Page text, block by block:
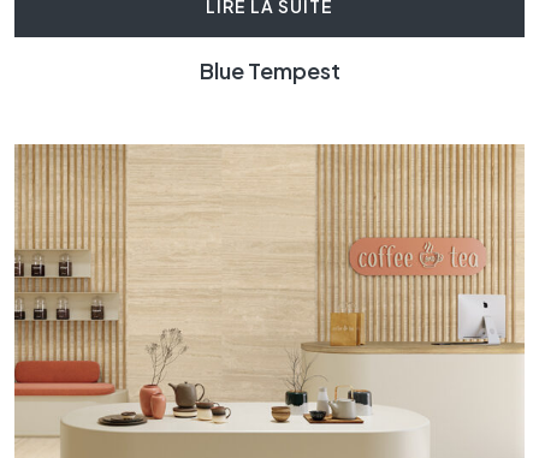
LIRE LA SUITE
Blue Tempest